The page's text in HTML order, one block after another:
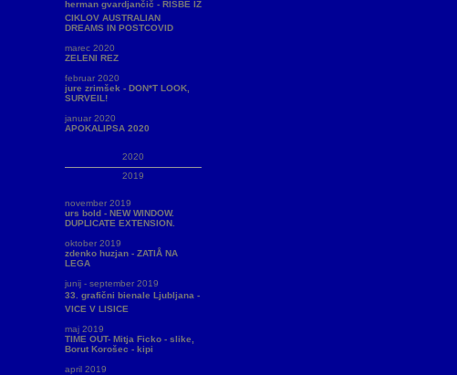
herman gvardjančič - RISBE IZ
CIKLOV AUSTRALIAN
DREAMS IN POSTCOVID
marec 2020
ZELENI REZ
februar 2020
jure zrimšek - DON*T LOOK,
SURVEIL!
januar 2020
APOKALIPSA 2020
2020
2019
november 2019
urs bold - NEW WINDOW.
DUPLICATE EXTENSION.
oktober 2019
zdenko huzjan - ZATIÅ NA
LEGA
junij - september 2019
33. grafični bienale Ljubljana -
VICE V LISICE
maj 2019
TIME OUT- Mitja Ficko - slike,
Borut Korošec - kipi
april 2019